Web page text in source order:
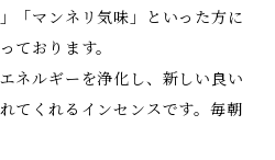
「マンネリ気味」といった方に
ております。
ネルギーを浄化し、新しい良い
てくれるインセンスです。毎朝